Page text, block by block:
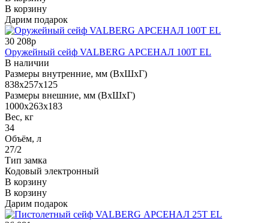
В корзину
Дарим подарок
30 208р
Оружейный сейф VALBERG АРСЕНАЛ 100Т EL
В наличии
Размеры внутренние, мм (ВхШхГ)
838x257x125
Размеры внешние, мм (ВхШхГ)
1000x263x183
Вес, кг
34
Объём, л
27/2
Тип замка
Кодовый электронный
В корзину
В корзину
Дарим подарок